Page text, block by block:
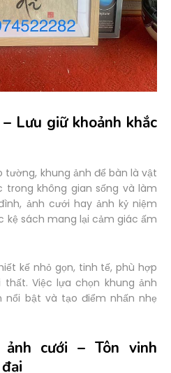
Lưu giữ khoảnh khắc
khung ảnh để bàn là vật
không gian sống và làm
ảnh cưới hay ảnh kỷ niệm
kệ sách mang lại cảm giác ấm
kế nhỏ gọn, tinh tế, phù hợp
Việc lựa chọn khung ảnh
bật và tạo điểm nhấn nhẹ
cưới – Tôn vinh